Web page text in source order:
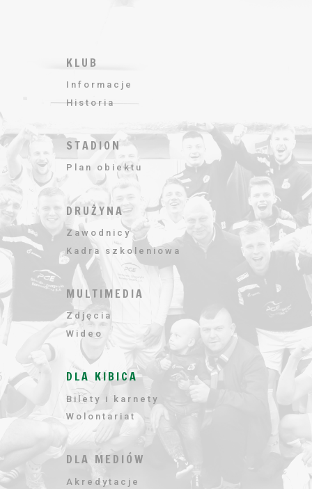
KLUB
Informacje
Historia
STADION
Plan obiektu
DRUŻYNA
Zawodnicy
Kadra szkoleniowa
MULTIMEDIA
Zdjęcia
Wideo
DLA KIBICA
Bilety i karnety
Wolontariat
DLA MEDIÓW
Akredytacje